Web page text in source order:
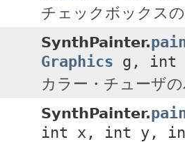
チェックボックス
SynthPainter.
Graphics g, int
カラー・チューザ
SynthPainter.
int x, int y,